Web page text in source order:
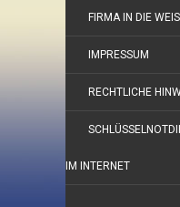
FIRMA IN DIE
IMPRESSUM
RECHTLICHE
IM INTERNET